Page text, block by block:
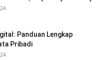
Panduan Lengkap
Pribadi